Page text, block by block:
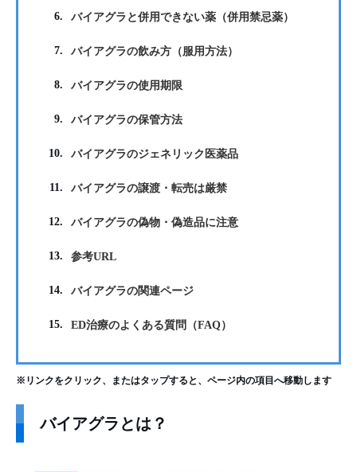
6. バイアグラと併用できない薬（併用禁忌薬）
7. バイアグラの飲み方（服用方法）
8. バイアグラの使用期限
9. バイアグラの保管方法
10. バイアグラのジェネリック医薬品
11. バイアグラの譲渡・転売は厳禁
12. バイアグラの偽物・偽造品に注意
13. 参考URL
14. バイアグラの関連ページ
15. ED治療のよくある質問（FAQ）
※リンクをクリック、またはタップすると、ページ内の項目へ移動します
バイアグラとは？